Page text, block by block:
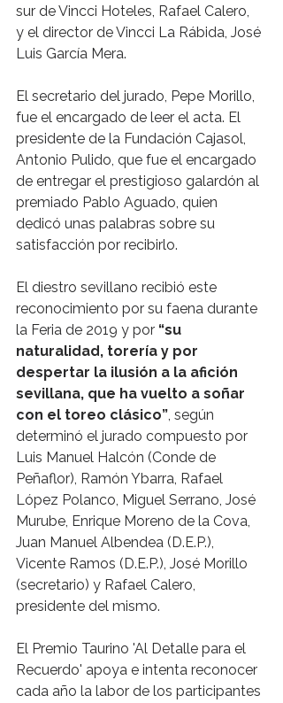
sur de Vincci Hoteles, Rafael Calero,
y el director de Vincci La Rábida, José
Luis García Mera.
El secretario del jurado, Pepe Morillo,
fue el encargado de leer el acta. El
presidente de la Fundación Cajasol,
Antonio Pulido, que fue el encargado
de entregar el prestigioso galardón al
premiado Pablo Aguado, quien
dedicó unas palabras sobre su
satisfacción por recibirlo.
El diestro sevillano recibió este
reconocimiento por su faena durante
la Feria de 2019 y por “su
naturalidad, torería y por
despertar la ilusión a la afición
sevillana, que ha vuelto a soñar
con el toreo clásico”, según
determinó el jurado compuesto por
Luis Manuel Halcón (Conde de
Peñaflor), Ramón Ybarra, Rafael
López Polanco, Miguel Serrano, José
Murube, Enrique Moreno de la Cova,
Juan Manuel Albendea (D.E.P.),
Vicente Ramos (D.E.P.), José Morillo
(secretario) y Rafael Calero,
presidente del mismo.
El Premio Taurino 'Al Detalle para el
Recuerdo' apoya e intenta reconocer
cada año la labor de los participantes